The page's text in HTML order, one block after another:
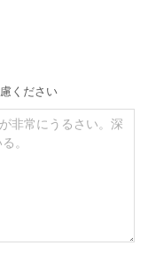
ください